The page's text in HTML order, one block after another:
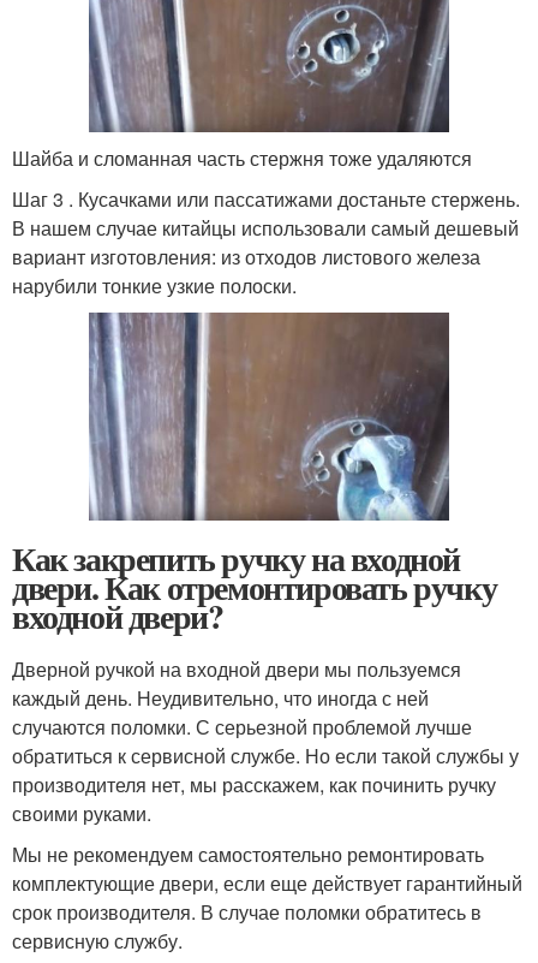
Шайба и сломанная часть стержня тоже удаляются
Шаг 3 . Кусачками или пассатижами достаньте стержень.
В нашем случае китайцы использовали самый дешевый
вариант изготовления: из отходов листового железа
нарубили тонкие узкие полоски.
Как закрепить ручку на входной
двери. Как отремонтировать ручку
входной двери?
Дверной ручкой на входной двери мы пользуемся
каждый день. Неудивительно, что иногда с ней
случаются поломки. С серьезной проблемой лучше
обратиться к сервисной службе. Но если такой службы у
производителя нет, мы расскажем, как починить ручку
своими руками.
Мы не рекомендуем самостоятельно ремонтировать
комплектующие двери, если еще действует гарантийный
срок производителя. В случае поломки обратитесь в
сервисную службу.